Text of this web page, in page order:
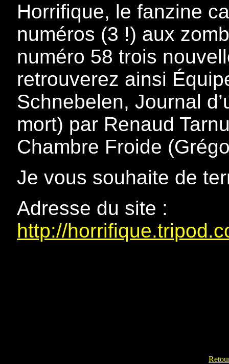
Horrifique, le fanzine
numéros (3 !) aux
numéro 58 trois
retrouverez ainsi
Schnebelen, Journal
mort) par Renaud
Chambre Froide
Je vous souhaite de
Adresse du site :
http://